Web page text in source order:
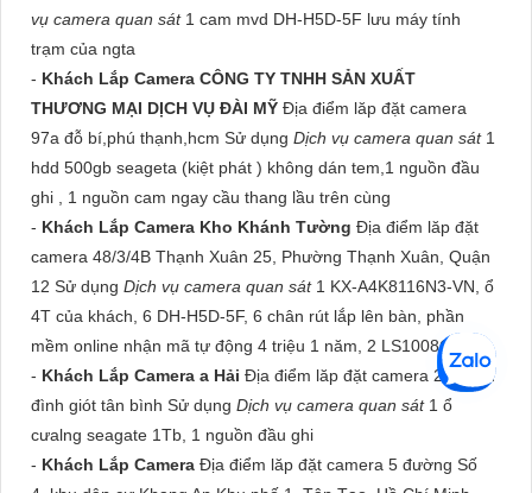
vụ camera quan sát 1 cam mvd DH-H5D-5F lưu máy tính
trạm của ngta
- Khách Lắp Camera CÔNG TY TNHH SẢN XUẤT
THƯƠNG MẠI DỊCH VỤ ĐÀI MỸ Địa điểm lăp đặt camera
97a đỗ bí,phú thạnh,hcm Sử dụng Dịch vụ camera quan sát 1
hdd 500gb seageta (kiệt phát ) không dán tem,1 nguồn đầu
ghi , 1 nguồn cam ngay cầu thang lầu trên cùng
- Khách Lắp Camera Kho Khánh Tường Địa điểm lăp đặt
camera 48/3/4B Thạnh Xuân 25, Phường Thạnh Xuân, Quận
12 Sử dụng Dịch vụ camera quan sát 1 KX-A4K8116N3-VN, ổ
4T của khách, 6 DH-H5D-5F, 6 chân rút lắp lên bàn, phần
mềm online nhận mã tự động 4 triệu 1 năm, 2 LS1008G
- Khách Lắp Camera a Hải Địa điểm lăp đặt camera 20 phan
đình giót tân bình Sử dụng Dịch vụ camera quan sát 1 ổ
cưalng seagate 1Tb, 1 nguồn đầu ghi
- Khách Lắp Camera Địa điểm lăp đặt camera 5 đường Số